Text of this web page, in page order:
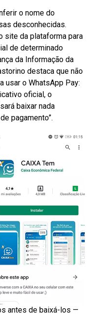
o nome do
desconhecidas.
site da plataforma para
de determinado
da Informação da
destaca que não
usar o WhatsApp Pay:
oficial, o
baixar nada
pagamento”.
antes de baixá-los —